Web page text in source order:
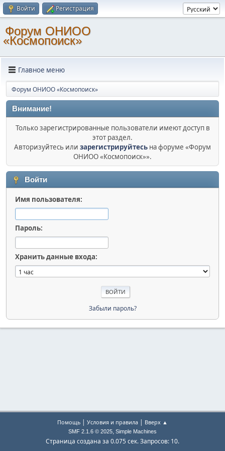
Войти Регистрация
Форум ОНИОО
«Космопоиск»
Главное меню
Форум ОНИОО «Космопоиск»
Внимание!
Только зарегистрированные пользователи имеют доступ в
этот раздел.
Авторизуйтесь или зарегистрируйтесь на форуме «Форум
ОНИОО «Космопоиск»».
Войти
Имя пользователя:
Пароль:
Хранить данные входа:
Забыли пароль?
Помощь | Условия и правила | Вверх ▲
SMF 2.1.6 © 2025, Simple Machines
Страница создана за 0.075 сек. Запросов: 10.